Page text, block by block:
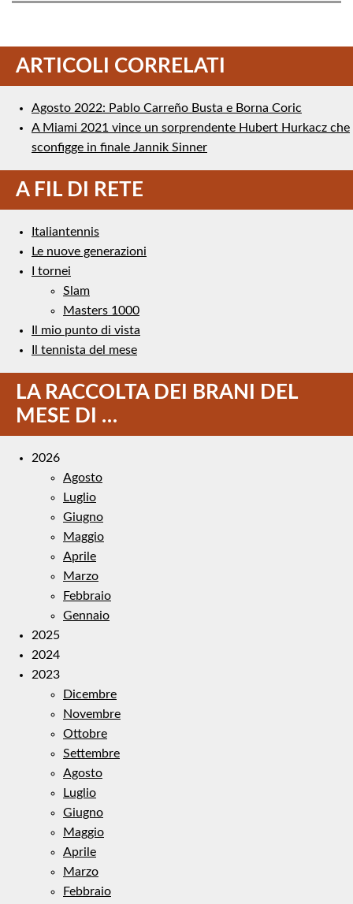
ARTICOLI CORRELATI
Agosto 2022: Pablo Carreño Busta e Borna Coric
A Miami 2021 vince un sorprendente Hubert Hurkacz che
sconfigge in finale Jannik Sinner
A FIL DI RETE
Italiantennis
Le nuove generazioni
I tornei
Slam
Masters 1000
Il mio punto di vista
Il tennista del mese
LA RACCOLTA DEI BRANI DEL
MESE DI …
2026
Agosto
Luglio
Giugno
Maggio
Aprile
Marzo
Febbraio
Gennaio
2025
2024
2023
Dicembre
Novembre
Ottobre
Settembre
Agosto
Luglio
Giugno
Maggio
Aprile
Marzo
Febbraio